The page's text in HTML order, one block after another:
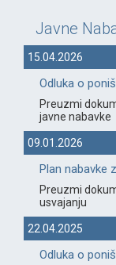
Javne
15.04.2026
Odluka o
Preuzmi
javne nabavke
09.01.2026
Plan nabavke
Preuzmi
usvajanju
22.04.2025
Odluka o